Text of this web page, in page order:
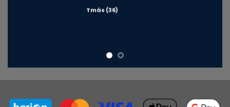
Tmás (36)